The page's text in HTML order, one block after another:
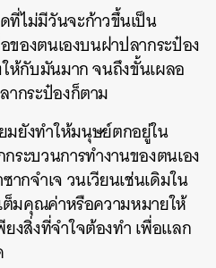
ไม่มีวันจะก้าวขึ้นเป็น
ของตนเองบนฝาปลากระป๋อง
ห้กับมันมาก จนถึงขั้นเผลอ
ากระป๋องก็ตาม
ยังทำให้มนุษย์ตกอยู่ใน
ะบวนการทำงานของตนเอง
กจำเจ วนเวียนเช่นเดิมใน
ต็มคุณค่าหรือความหมายให้
งสิ่งที่จำใจต้องทำ เพื่อแลก